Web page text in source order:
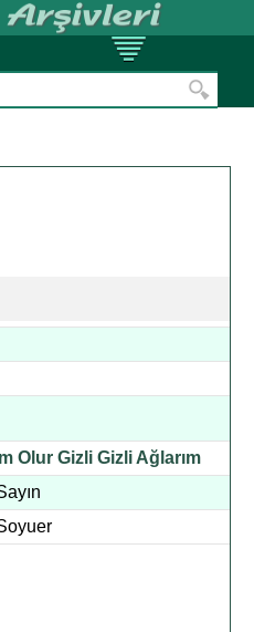
Olur Gizli Gizli Ağlarım